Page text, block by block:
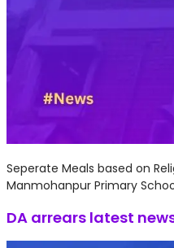
Seperate Meals based on
Manmohanpur Primary
DA arrears latest